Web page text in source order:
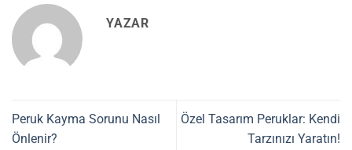
YAZAR
Peruk Kayma Sorunu Nasıl
Önlenir?
Özel Tasarım Peruklar: Kendi
Tarzınızı Yaratın!